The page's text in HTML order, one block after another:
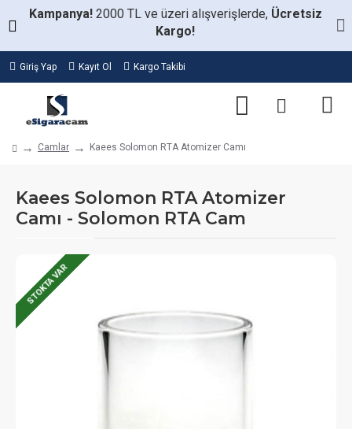
Kampanya! 2000 TL ve üzeri alışverişlerde, Ücretsiz
Kargo!
Giriş Yap Kayıt Ol Kargo Takibi
Camlar Kaees Solomon RTA Atomizer Camı
Kaees Solomon RTA Atomizer
Camı - Solomon RTA Cam
STOKTA VAR